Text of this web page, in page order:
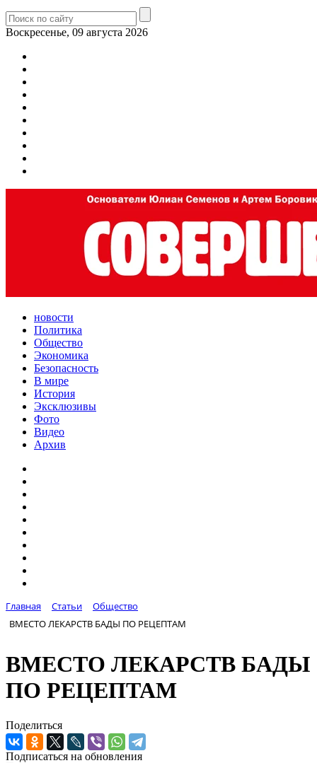
Воскресенье, 09 августа 2026
новости
Политика
Общество
Экономика
Безопасность
В мире
История
Эксклюзивы
Фото
Видео
Архив
Главная Статьи
Общество
ВМЕСТО ЛЕКАРСТВ БАДЫ ПО РЕЦЕПТАМ
ВМЕСТО ЛЕКАРСТВ БАДЫ
ПО РЕЦЕПТАМ
Поделиться
Подписаться на обновления